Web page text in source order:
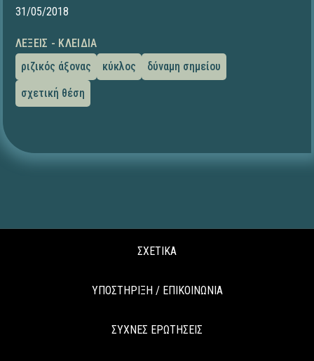
31/05/2018
ΛΈΞΕΙΣ - ΚΛΕΙΔΙΆ
ριζικός άξονας
κύκλος
δύναμη σημείου
σχετική θέση
ΣΧΕΤΙΚΑ
ΥΠΟΣΤΗΡΙΞΗ / ΕΠΙΚΟΙΝΩΝΙΑ
ΣΥΧΝΕΣ ΕΡΩΤΗΣΕΙΣ